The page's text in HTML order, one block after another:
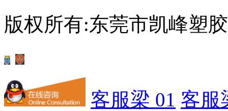
版权所有:东莞市凯峰塑
客服梁 01 客服